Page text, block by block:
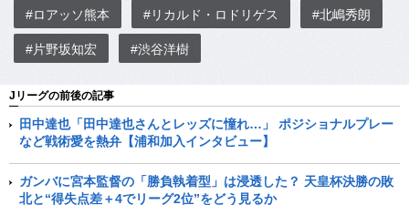
#ロアッソ熊本 #リカルド・ロドリゲス #北嶋秀朗
#片野坂知宏 #渋谷洋樹
Jリーグの前後の記事
田中達也「田中達也さんとレッズに憧れ…」 ポジショナルプレー
など戦術愛を熱弁【浦和加入インタビュー】
ガンバに宮本監督の「勝負執着型」は浸透した？ 天皇杯決勝の敗
北と“得失点差＋4でリーグ2位”をどう見るか